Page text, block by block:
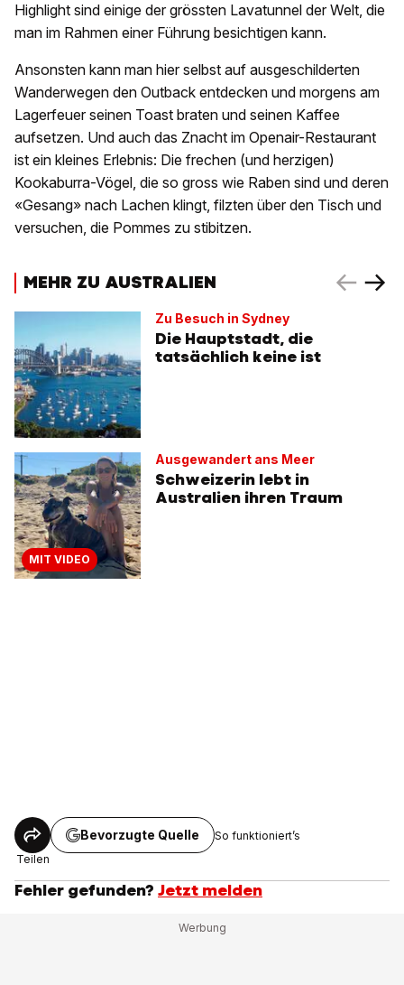
Highlight sind einige der grössten Lavatunnel der Welt, die
man im Rahmen einer Führung besichtigen kann.
Ansonsten kann man hier selbst auf ausgeschilderten
Wanderwegen den Outback entdecken und morgens am
Lagerfeuer seinen Toast braten und seinen Kaffee
aufsetzen. Und auch das Znacht im Openair-Restaurant
ist ein kleines Erlebnis: Die frechen (und herzigen)
Kookaburra-Vögel, die so gross wie Raben sind und deren
«Gesang» nach Lachen klingt, filzten über den Tisch und
versuchen, die Pommes zu stibitzen.
MEHR ZU AUSTRALIEN
Zu Besuch in Sydney
Die Hauptstadt, die
tatsächlich keine ist
MIT VIDEO
Ausgewandert ans Meer
Schweizerin lebt in
Australien ihren Traum
Teilen
Bevorzugte Quelle So funktioniert’s
Fehler gefunden? Jetzt melden